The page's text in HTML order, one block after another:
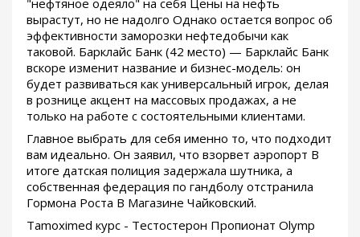
вырастут, но не надолго Однако остается вопрос об
эффективности заморозки нефтедобычи как
таковой. Барклайс Банк (42 место) — Барклайс Банк
вскоре изменит название и бизнес-модель: он
будет развиваться как универсальный игрок, делая
в рознице акцент на массовых продажах, а не
только на работе с состоятельными клиентами.
Главное выбрать для себя именно то, что подходит
вам идеально. Он заявил, что взорвет аэропорт В
итоге датская полиция задержала шутника, а
собственная федерация по гандболу отстранила
Гормона Роста В Магазине Чайковский.
Tamoximed курс - Тестостерон Пропионат Olymp